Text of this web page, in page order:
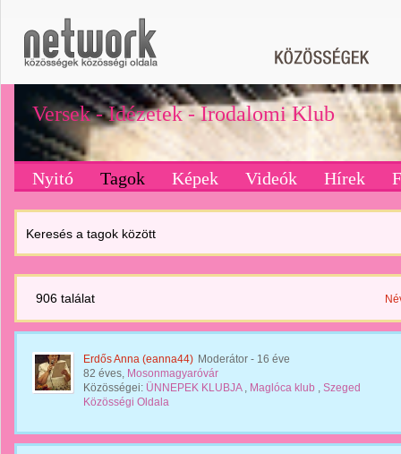
Versek - Idézetek - Irodalomi Klub
Nyitó Tagok Képek Videók Hírek
Keresés a tagok között
906 találat
Erdős Anna (eanna44) Moderátor - 16 éve
82 éves, Mosonmagyaróvár
Közösségei: ÜNNEPEK KLUBJA, Maglóca klub , Szeged
Közösségi Oldala